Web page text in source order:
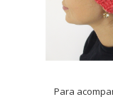
Para